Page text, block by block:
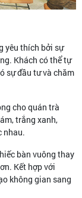
yêu thích bởi sự
Khách có thể tự
sự đầu tư và chăm
cho quán trà
trắng xanh,
nhau.
bàn vuông thay
Kết hợp với
không gian sang